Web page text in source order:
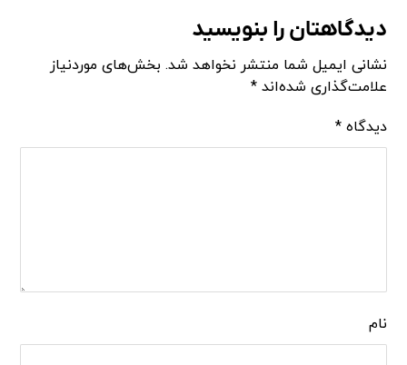
دیدگاهتان را بنویسید
نشانی ایمیل شما منتشر نخواهد شد. بخش‌های موردنیاز
علامت‌گذاری شده‌اند*
دیدگاه*
نام